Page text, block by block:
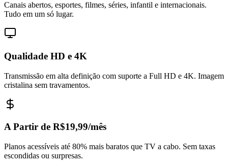
Canais abertos, esportes, filmes, séries, infantil e internacionais.
Tudo em um só lugar.
Qualidade HD e 4K
Transmissão em alta definição com suporte a Full HD e 4K. Imagem
cristalina sem travamentos.
A Partir de R$19,99/mês
Planos acessíveis até 80% mais baratos que TV a cabo. Sem taxas
escondidas ou surpresas.